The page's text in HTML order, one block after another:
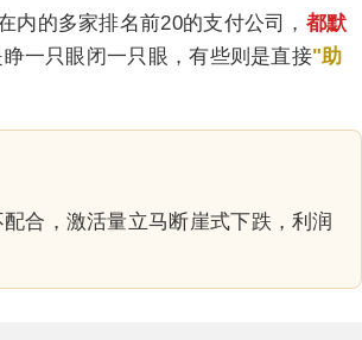
内的多家排名前20的支付公司， 都默
一只眼闭一只眼，有些则是直接"助
合，激活量立马断崖式下跌，利润